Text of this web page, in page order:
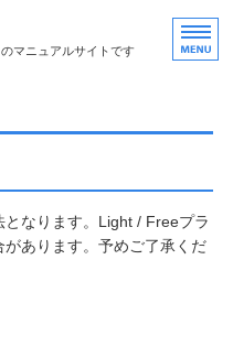
マニュアルサイトです
なります。Light / Freeプラ
あります。予めご了承くだ